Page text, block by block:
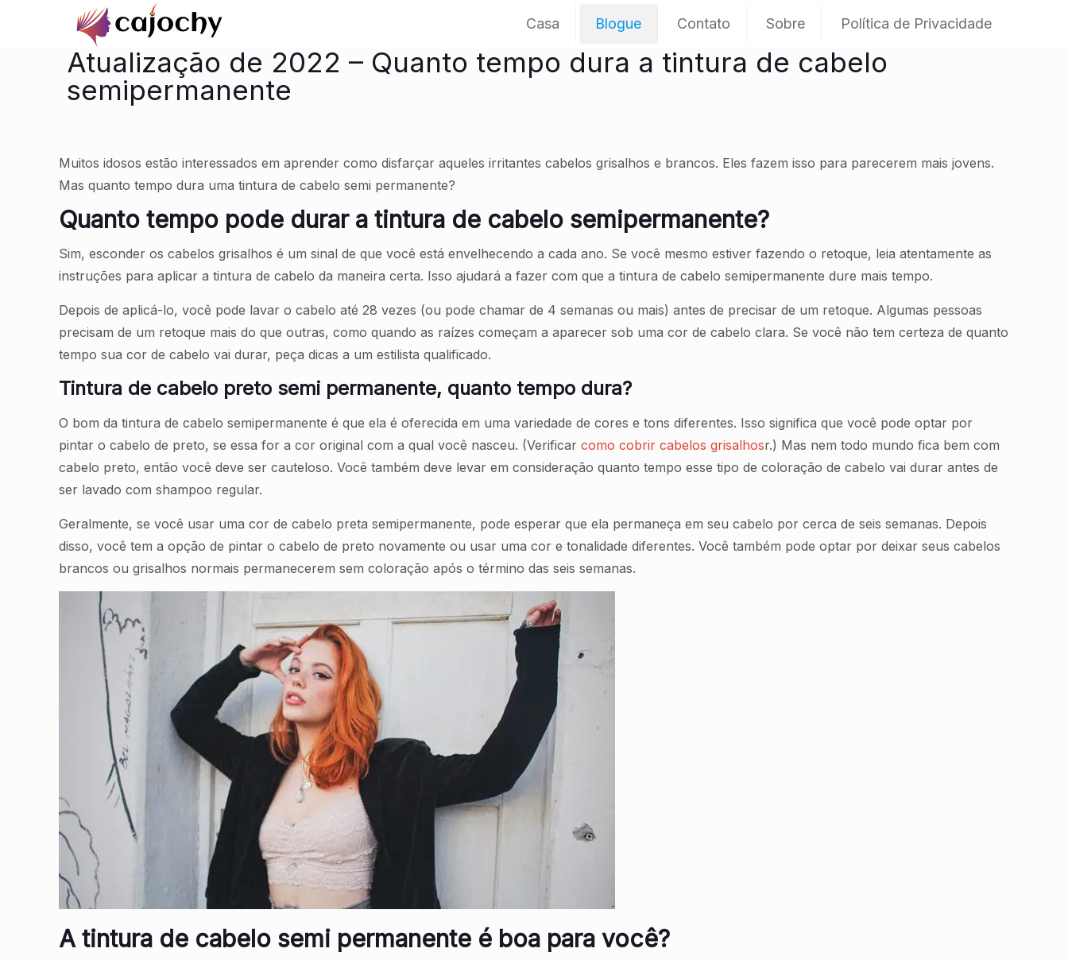
Casa Blogue Contato Sobre Política de Privacidade
Atualização de 2022 – Quanto tempo dura a tintura de cabelo
semipermanente
Muitos idosos estão interessados em aprender como disfarçar aqueles irritantes cabelos grisalhos e brancos. Eles fazem isso para parecerem mais jovens.
Mas quanto tempo dura uma tintura de cabelo semi permanente?
Quanto tempo pode durar a tintura de cabelo semipermanente?
Sim, esconder os cabelos grisalhos é um sinal de que você está envelhecendo a cada ano. Se você mesmo estiver fazendo o retoque, leia atentamente as
instruções para aplicar a tintura de cabelo da maneira certa. Isso ajudará a fazer com que a tintura de cabelo semipermanente dure mais tempo.
Depois de aplicá-lo, você pode lavar o cabelo até 28 vezes (ou pode chamar de 4 semanas ou mais) antes de precisar de um retoque. Algumas pessoas
precisam de um retoque mais do que outras, como quando as raízes começam a aparecer sob uma cor de cabelo clara. Se você não tem certeza de quanto
tempo sua cor de cabelo vai durar, peça dicas a um estilista qualificado.
Tintura de cabelo preto semi permanente, quanto tempo dura?
O bom da tintura de cabelo semipermanente é que ela é oferecida em uma variedade de cores e tons diferentes. Isso significa que você pode optar por
pintar o cabelo de preto, se essa for a cor original com a qual você nasceu. (Verificarcomo cobrir cabelos grisalhosr.) Mas nem todo mundo fica bem com
cabelo preto, então você deve ser cauteloso. Você também deve levar em consideração quanto tempo esse tipo de coloração de cabelo vai durar antes de
ser lavado com shampoo regular.
Geralmente, se você usar uma cor de cabelo preta semipermanente, pode esperar que ela permaneça em seu cabelo por cerca de seis semanas. Depois
disso, você tem a opção de pintar o cabelo de preto novamente ou usar uma cor e tonalidade diferentes. Você também pode optar por deixar seus cabelos
brancos ou grisalhos normais permanecerem sem coloração após o término das seis semanas.
A tintura de cabelo semi permanente é boa para você?